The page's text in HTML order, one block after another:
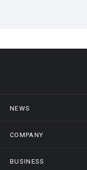
NEWS
ニュース
COMPANY
会社概要
BUSINESS